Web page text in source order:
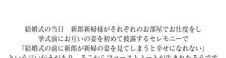
結婚式の当日　新郎新婦様がそれぞれのお部屋でお仕度をし
挙式前にお互いの姿を初めて披露するセレモニーで
「結婚式の前に新郎が新婦の姿を見てしまうと幸せになれない」